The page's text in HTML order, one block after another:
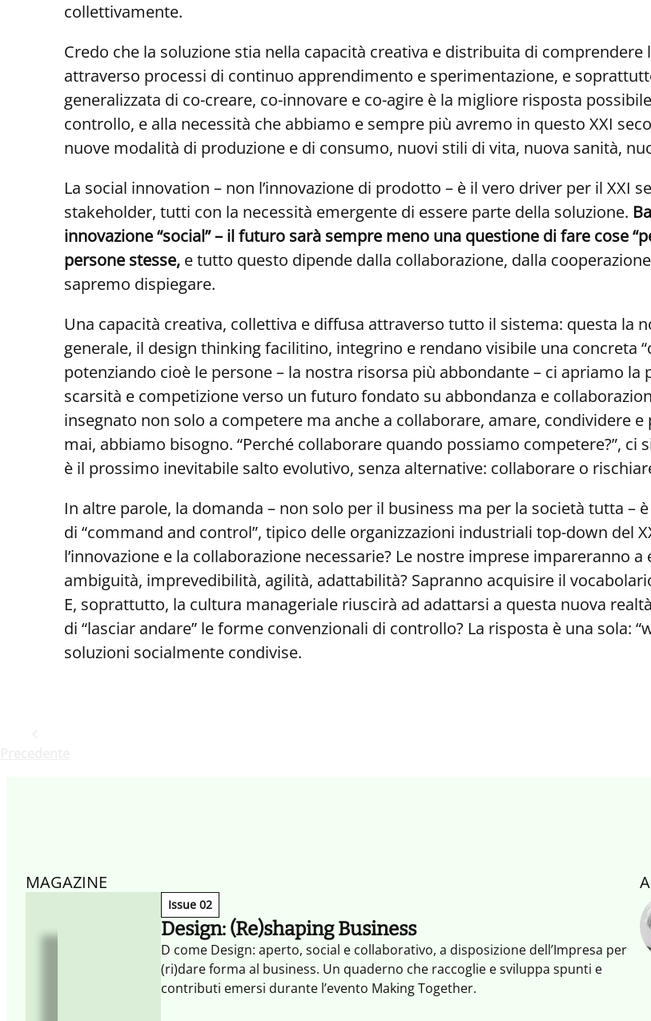
collettivamente.
Credo che la soluzione stia nella capacità creativa e distribuita di comprendere
attraverso processi di continuo apprendimento e sperimentazione, e
generalizzata di co-creare, co-innovare e co-agire è la migliore risposta
controllo, e alla necessità che abbiamo e sempre più avremo in questo XXI
nuove modalità di produzione e di consumo, nuovi stili di vita, nuova sanità,
La social innovation – non l’innovazione di prodotto – è il vero driver per il XXI
stakeholder, tutti con la necessità emergente di essere parte della soluzione.
innovazione “social” – il futuro sarà sempre meno una questione di fare cose
persone stesse, e tutto questo dipende dalla collaborazione, dalla
sapremo dispiegare.
Una capacità creativa, collettiva e diffusa attraverso tutto il sistema: questa la
generale, il design thinking facilitino, integrino e rendano visibile una concreta
potenziando cioè le persone – la nostra risorsa più abbondante – ci apriamo
scarsità e competizione verso un futuro fondato su abbondanza e
insegnato non solo a competere ma anche a collaborare, amare, condividere
mai, abbiamo bisogno. “Perché collaborare quando possiamo competere?”,
è il prossimo inevitabile salto evolutivo, senza alternative: collaborare o
In altre parole, la domanda – non solo per il business ma per la società tutta –
di “command and control”, tipico delle organizzazioni industriali top-down del
l’innovazione e la collaborazione necessarie? Le nostre imprese impareranno
ambiguità, imprevedibilità, agilità, adattabilità? Sapranno acquisire il
E, soprattutto, la cultura manageriale riuscirà ad adattarsi a questa nuova
di “lasciar andare” le forme convenzionali di controllo? La risposta è una sola:
soluzioni socialmente condivise.
MAGAZINE
Issue 02
Design: (Re)shaping Business
D come Design: aperto, social e collaborativo, a disposizione dell’Impresa per
(ri)dare forma al business. Un quaderno che raccoglie e sviluppa spunti e
contributi emersi durante l’evento Making Together.